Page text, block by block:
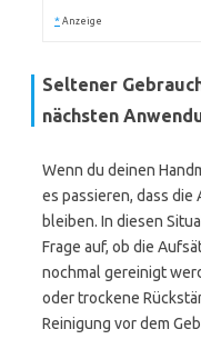
* Anzeige
Seltener
nächsten
Wenn du deinen
es passieren, dass
bleiben. In diesen
Frage auf, ob die
nochmal gereinigt
oder trockene
Reinigung vor dem